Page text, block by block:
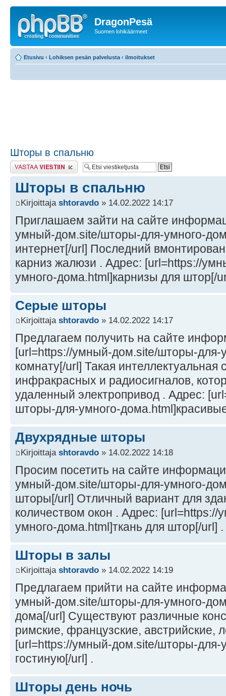
DragonPesä
Suomen lohikäärmeet
Etusivu ‹ Lohiksen pesän palvelusta ‹ ilmoitukset
Шторы в спальню
Lähetä vastaus
Шторы в спальню
Kirjoittaja shtoravdo » 14.02.2022 14:17
Приглашаем зайти на сайте
умный-дом.site/шторы-для-умного-
интернет[/url] Последний
карниз жалюзи . Адрес: [url=https://
умного-дома.html]карнизы для штор[/
Серые шторы
Kirjoittaja shtoravdo » 14.02.2022 14:17
Предлагаем получить на сайте
[url=https://умный-дом.site/шторы-для-
комнату[/url] Такая интеллектуальная
инфракрасных и радиосигналов,
удаленный электропривод . Адрес:
шторы-для-умного-
Двухрядные шторы
Kirjoittaja shtoravdo » 14.02.2022 14:18
Просим посетить на сайте
умный-дом.site/шторы-для-умного-
шторы[/url] Отличный вариант для
количеством окон . Адрес:
умного-дома.html]ткань для штор[/url] .
Шторы в залы
Kirjoittaja shtoravdo » 14.02.2022 14:19
Предлагаем прийти на сайте
умный-дом.site/шторы-для-умного-
дома[/url] Существуют различные
римские, французские, австрийские,
[url=https://умный-дом.site/шторы-для-
гостиную[/url] .
Шторы день ночь